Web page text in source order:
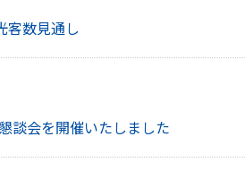
客数見通し
談会を開催いたしました